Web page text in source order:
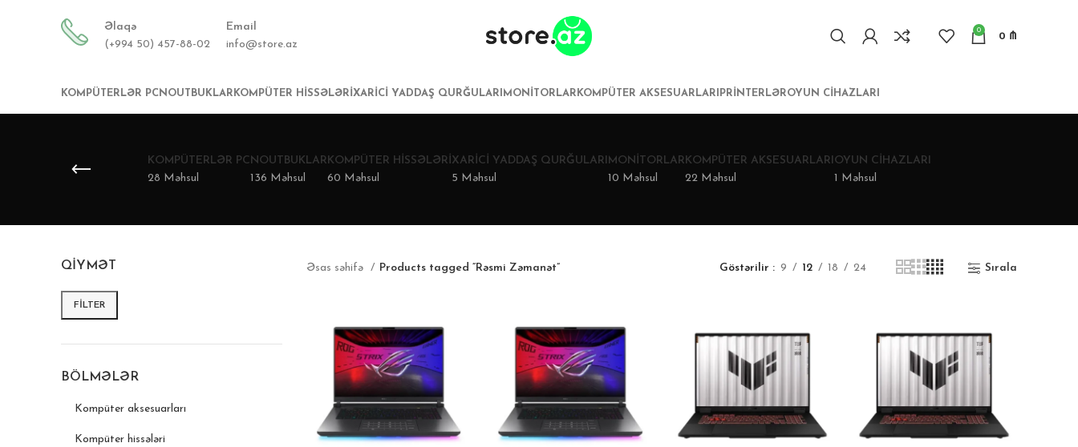
Əlaqə
(+994 50) 457-88-02
Email
info@store.az
0
0 ₼
KOMPÜTERLƏR PC NOUTBUKLAR KOMPÜTER HISSƏLƏRI XARICI YADDAŞ QURĞULARI MONITORLAR KOMPÜTER AKSESUARLARI PRINTERLƏROYUN CIHAZLARI
KOMPÜTERLƏR PC
28 Məhsul
NOUTBUKLAR
136 Məhsul
KOMPÜTER HISSƏLƏRI
60 Məhsul
XARICI YADDAŞ QURĞULARI
5 Məhsul
MONITORLAR
10 Məhsul
KOMPÜTER AKSESUARLARI
22 Məhsul
OYUN CIHAZLARI
1 Məhsul
QIYMƏT
FILTER
BÖLMƏLƏR
Kompüter aksesuarları
Kompüter hissələri
Əsas səhifə Products tagged “Rəsmi Zəmanət” Göstərilir 9 12 18 24 Sırala